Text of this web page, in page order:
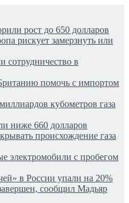
рост до 650 долларов
рискует замерзнуть или
сотрудничество в
помочь с импортом
кубометров газа
ниже 660 долларов
происхождение газа
электромобили с пробегом
в России упали на 20%
сообщил Мадьяр